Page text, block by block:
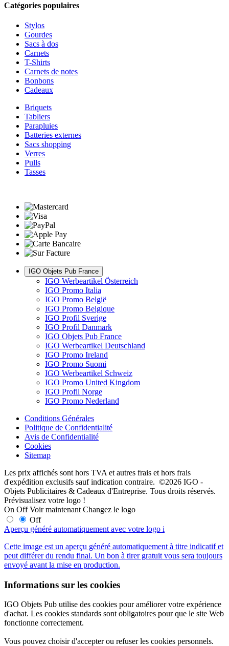
Catégories populaires
Stylos
Gourdes
Sacs à dos
Carnets
T-Shirts
Carnets de notes
Bonbons
Cadeaux
Briquets
Tabliers
Parapluies
Batteries externes
Sacs shopping
Verres
Pulls
Tasses
IGO Objets Pub France
IGO Werbeartikel Österreich
IGO Promo Italia
IGO Promo België
IGO Promo Belgique
IGO Profil Sverige
IGO Profil Danmark
IGO Objets Pub France
IGO Werbeartikel Deutschland
IGO Promo Ireland
IGO Promo Suomi
IGO Werbeartikel Schweiz
IGO Promo United Kingdom
IGO Profil Norge
IGO Promo Nederland
Conditions Générales
Politique de Confidentialité
Avis de Confidentialité
Cookies
Sitemap
Les prix affichés sont hors TVA et autres frais et hors frais
d'expédition exclusifs sauf indication contraire. ©2026 IGO -
Objets Publicitaires & Cadeaux d'Entreprise. Tous droits réservés.
Prévisualisez votre logo !
On Off Voir maintenant Changez le logo
Off
Aperçu généré automatiquement avec votre logo i
Cette image est un aperçu généré automatiquement à titre indicatif et
peut différer du rendu final. Un bon à tirer gratuit vous sera toujours
envoyé avant la mise en production.
Informations sur les cookies
IGO Objets Pub utilise des cookies pour améliorer votre expérience
d'achat. Les cookies standards sont obligatoires pour que le site Web
fonctionne correctement.
Vous pouvez choisir d'accepter ou refuser les cookies personnels.